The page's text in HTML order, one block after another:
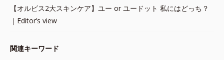
【オルビス2大スキンケア】ユー or ユードット 私にはどっち？
｜Editor’s view
関連キーワード